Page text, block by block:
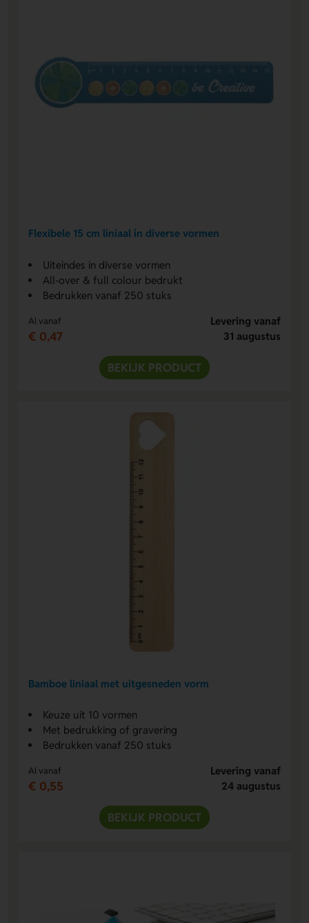
Flexibele 15 cm liniaal in diverse vormen
Uiteindes in diverse vormen
All-over & full colour bedrukt
Bedrukken vanaf 250 stuks
Al vanaf
€ 0,47
Levering vanaf
31 augustus
BEKIJK PRODUCT
Bamboe liniaal met uitgesneden vorm
Keuze uit 10 vormen
Met bedrukking of gravering
Bedrukken vanaf 250 stuks
Al vanaf
€ 0,55
Levering vanaf
24 augustus
BEKIJK PRODUCT